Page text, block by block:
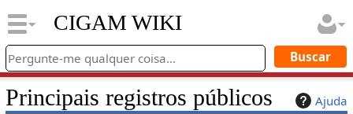
CIGAM WIKI
Ajuda
Principais registros públicos